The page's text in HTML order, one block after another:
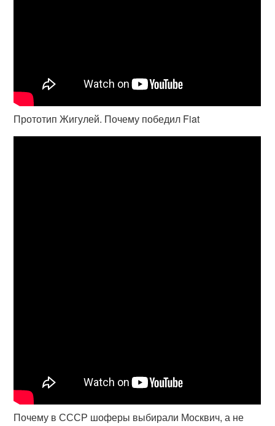
Прототип Жигулей. Почему победил Fiat
Почему в СССР шоферы выбирали Москвич, а не